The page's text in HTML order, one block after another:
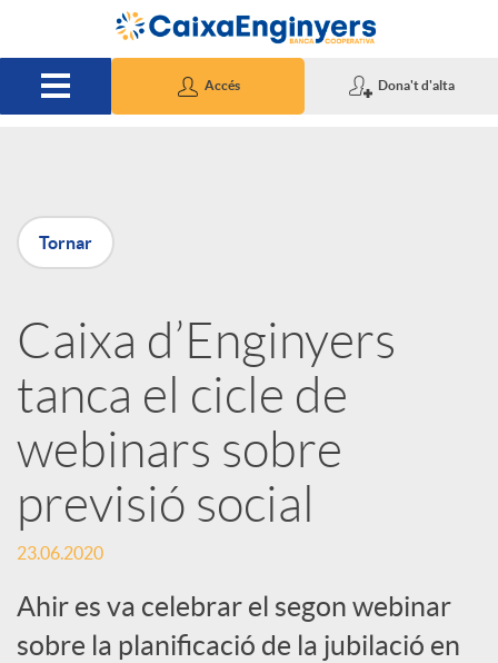
Salta al contingut principal
Accés Dona't d'alta
P
u
b
l
i
c
a
Tornar
Caixa d’Enginyers
tanca el cicle de
webinars sobre
previsió social
23.06.2020
Ahir es va celebrar el segon webinar
sobre la planificació de la jubilació en